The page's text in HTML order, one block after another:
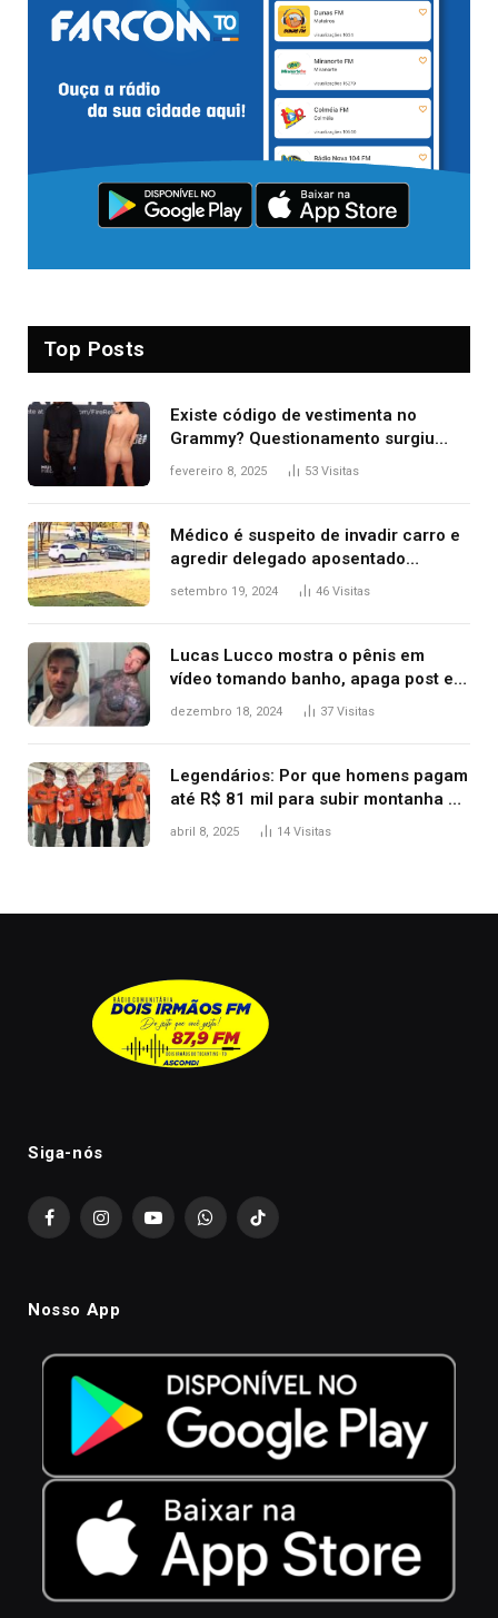
Top Posts
Existe código de vestimenta no
Grammy? Questionamento surgiu
após Bianca Censori, mulher de
fevereiro 8, 2025 53 Visitas
Médico é suspeito de invadir carro e
agredir delegado aposentado
durante confusão no trânsito
setembro 19, 2024 46 Visitas
Lucas Lucco mostra o pênis em
vídeo tomando banho, apaga post e
diz ‘foi mal’
dezembro 18, 2024 37 Visitas
Legendários: Por que homens pagam
até R$ 81 mil para subir montanha e
melhorar casamento?
abril 8, 2025 14 Visitas
Siga-nós
FacebookInstagramYouTubeWhatsAppTikTok
Nosso App